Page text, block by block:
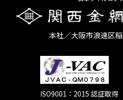
本社／大阪市浪速区
ISO9001：2015 認証取得